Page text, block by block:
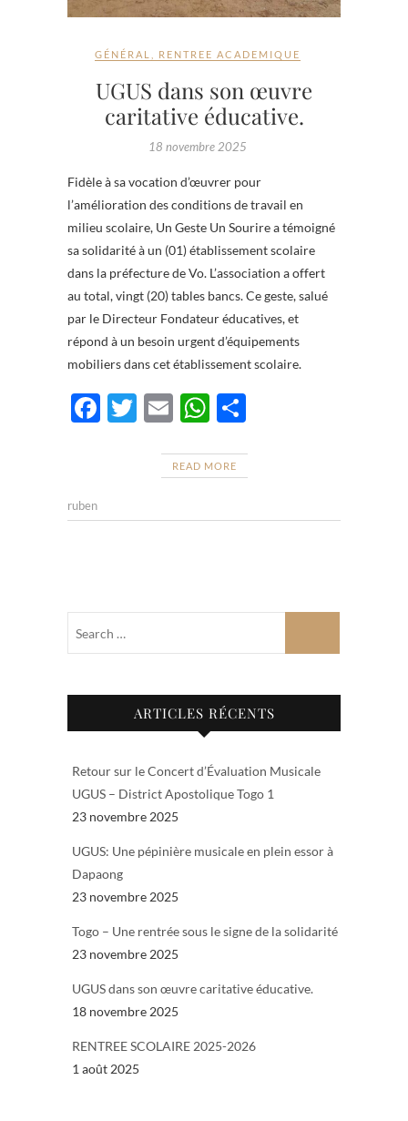
GÉNÉRAL RENTREE ACADEMIQUE
UGUS dans son œuvre
caritative éducative.
18 novembre 2025
Fidèle à sa vocation d’œuvrer pour
l’amélioration des conditions de travail en
milieu scolaire, Un Geste Un Sourire a témoigné
sa solidarité à un (01) établissement scolaire
dans la préfecture de Vo. L’association a offert
au total, vingt (20) tables bancs. Ce geste, salué
par le Directeur Fondateur éducatives, et
répond à un besoin urgent d’équipements
mobiliers dans cet établissement scolaire.
F
o
T
itt
E
ail
W
at
A
ta
er
READ MORE
ruben
ARTICLES RÉCENTS
Retour sur le Concert d’Évaluation Musicale
UGUS – District Apostolique Togo 1
23 novembre 2025
UGUS: Une pépinière musicale en plein essor à
Dapaong
23 novembre 2025
Togo – Une rentrée sous le signe de la solidarité
23 novembre 2025
UGUS dans son œuvre caritative éducative.
18 novembre 2025
RENTREE SCOLAIRE 2025-2026
1 août 2025